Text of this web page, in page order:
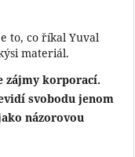
to, co říkal Yuval
materiál.
zájmy korporací.
svobodu jenom
názorovou